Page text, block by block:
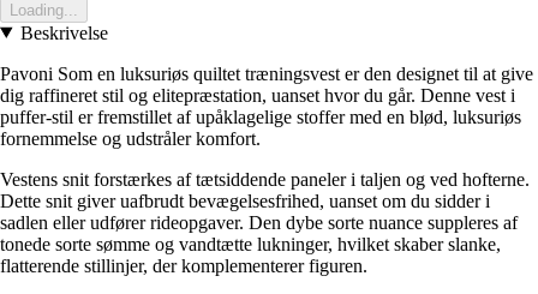
Loading...
Beskrivelse
Pavoni Som en luksuriøs quiltet træningsvest er den designet til at give
dig raffineret stil og elitepræstation, uanset hvor du går. Denne vest i
puffer-stil er fremstillet af upåklagelige stoffer med en blød, luksuriøs
fornemmelse og udstråler komfort.
Vestens snit forstærkes af tætsiddende paneler i taljen og ved hofterne.
Dette snit giver uafbrudt bevægelsesfrihed, uanset om du sidder i
sadlen eller udfører rideopgaver. Den dybe sorte nuance suppleres af
tonede sorte sømme og vandtætte lukninger, hvilket skaber slanke,
flatterende stillinjer, der komplementerer figuren.